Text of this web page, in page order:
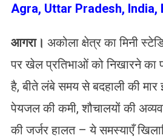
Agra, Uttar Pradesh, India,
आगरा। अकोला क्षेत्र का मिनी
पर खेल प्रतिभाओं को निखारने का
है, बीते लंबे समय से बदहाली की मार
पेयजल की कमी, शौचालयों की
की जर्जर हालत – ये समस्याएँ